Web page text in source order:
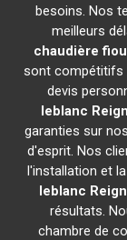
besoins. Nos
meilleurs
chaudière
sont compétitifs
devis
leblanc
garanties sur
d'esprit. Nos
l'installation et
leblanc
résultats.
chambre de